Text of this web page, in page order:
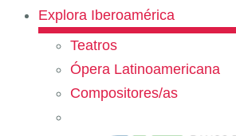
Explora Iberoamérica
Teatros
Ópera Latinoamericana
Compositores/as